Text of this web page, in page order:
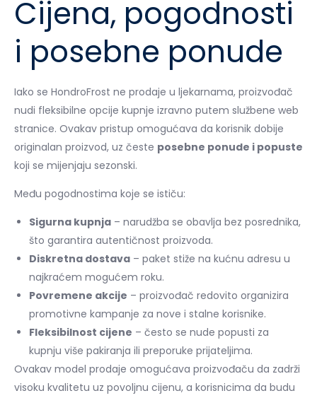
Cijena, pogodnosti
i posebne ponude
Iako se HondroFrost ne prodaje u ljekarnama, proizvođač
nudi fleksibilne opcije kupnje izravno putem službene web
stranice. Ovakav pristup omogućava da korisnik dobije
originalan proizvod, uz česte posebne ponude i popuste
koji se mijenjaju sezonski.
Među pogodnostima koje se ističu:
Sigurna kupnja – narudžba se obavlja bez posrednika,
što garantira autentičnost proizvoda.
Diskretna dostava – paket stiže na kućnu adresu u
najkraćem mogućem roku.
Povremene akcije – proizvođač redovito organizira
promotivne kampanje za nove i stalne korisnike.
Fleksibilnost cijene – često se nude popusti za
kupnju više pakiranja ili preporuke prijateljima.
Ovakav model prodaje omogućava proizvođaču da zadrži
visoku kvalitetu uz povoljnu cijenu, a korisnicima da budu